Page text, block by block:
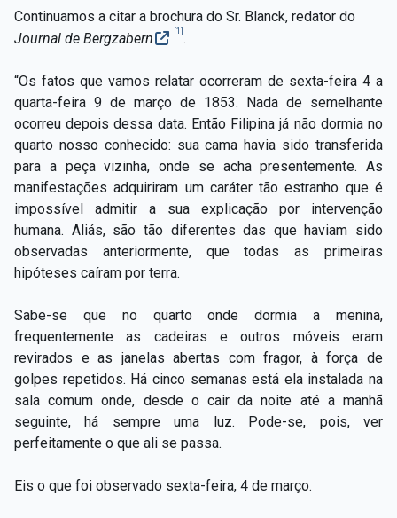
Continuamos a citar a brochura do Sr. Blanck, redator do
Journal de Bergzabern
[1] .
“Os fatos que vamos relatar ocorreram de sexta-feira 4 a
quarta-feira 9 de março de 1853. Nada de semelhante
ocorreu depois dessa data. Então Filipina já não dormia no
quarto nosso conhecido: sua cama havia sido transferida
para a peça vizinha, onde se acha presentemente. As
manifestações adquiriram um caráter tão estranho que é
impossível admitir a sua explicação por intervenção
humana. Aliás, são tão diferentes das que haviam sido
observadas anteriormente, que todas as primeiras
hipóteses caíram por terra.
Sabe-se que no quarto onde dormia a menina,
frequentemente as cadeiras e outros móveis eram
revirados e as janelas abertas com fragor, à força de
golpes repetidos. Há cinco semanas está ela instalada na
sala comum onde, desde o cair da noite até a manhã
seguinte, há sempre uma luz. Pode-se, pois, ver
perfeitamente o que ali se passa.
Eis o que foi observado sexta-feira, 4 de março.